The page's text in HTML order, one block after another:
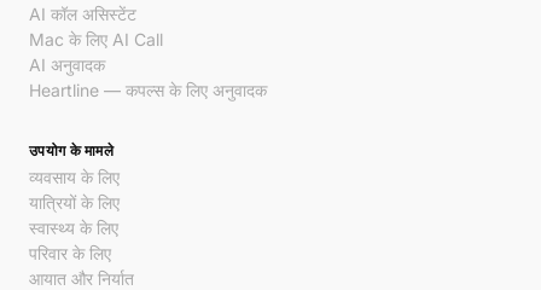
AI कॉल असिस्टेंट
Mac के लिए AI Call
AI अनुवादक
Heartline — कपल्स के लिए अनुवादक
उपयोग के मामले
व्यवसाय के लिए
यात्रियों के लिए
स्वास्थ्य के लिए
परिवार के लिए
आयात और निर्यात